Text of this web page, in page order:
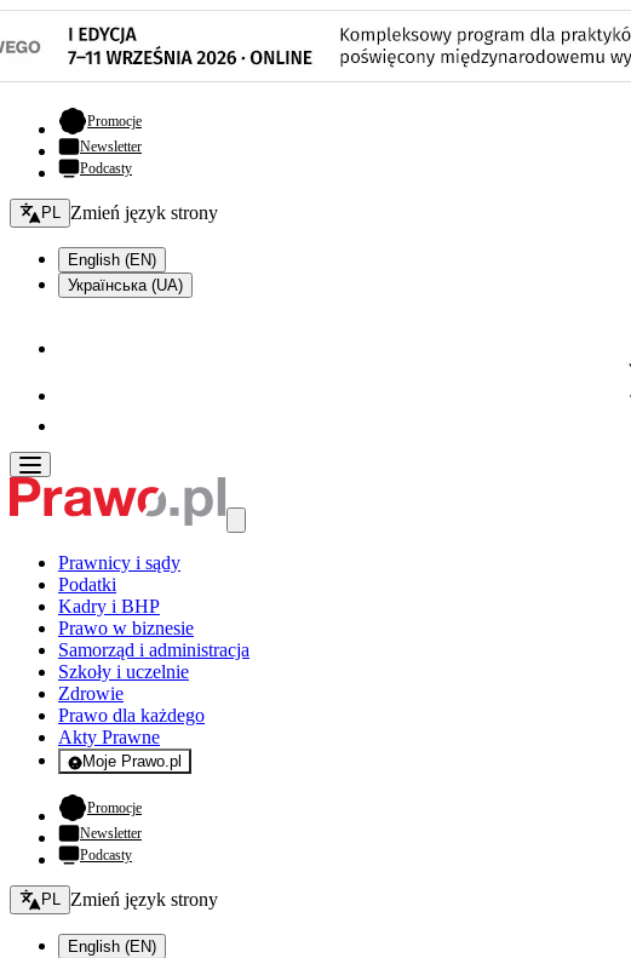
Promocje- otwiera się w nowej karcie
Newsletter
Podcasty
Zmień język - bieżący:
PL Zmień język strony
English (EN)
Українська (UA)
Prawnicy i sądy
Podatki
Kadry i BHP
Prawo w biznesie
Samorząd i administracja
Szkoły i uczelnie
Zdrowie
Prawo dla każdego
Akty Prawne
Moje Prawo.pl
- rejestracja i logowanie do serwisu
Promocje- otwiera się w nowej karcie
Newsletter
Podcasty
Zmień język - bieżący:
PL Zmień język strony
English (EN)